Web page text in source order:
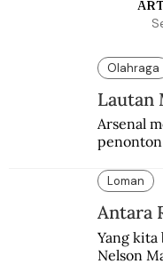
Olahraga
Lautan
Arsenal
silam.
Loman
Antara
Yang
Nelson